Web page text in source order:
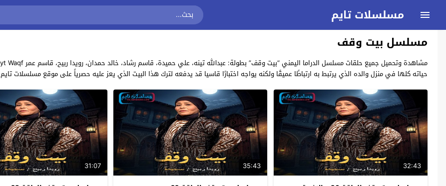
مسلسلات تايم
مسلسل بيت وقف
حياته كلها في منزل والده الذي يرتبط به ارتباطًا عميقًا ولكنه يواجه اختبارًا قاسيا قد يدفعه لترك هذا البيت الذي يعز عليه حصرياً على موقع مسلسلات تايم
32:43
35:43
31:07